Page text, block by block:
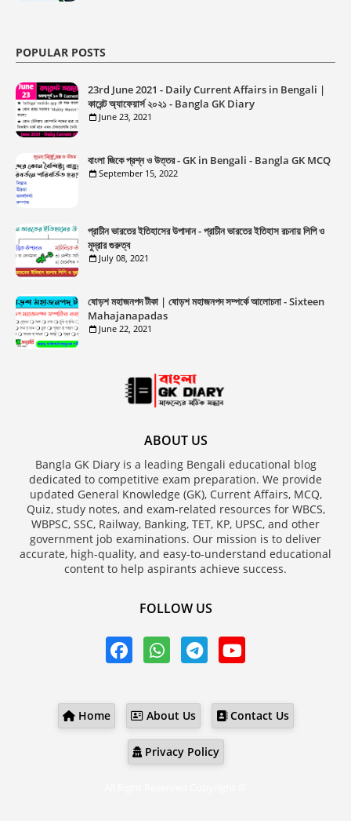
POPULAR POSTS
23rd June 2021 - Daily Current Affairs in Bengali |
কারেন্ট অ্যাফেয়ার্স ২০২১ - Bangla GK Diary
June 23, 2021
বাংলা জিকে প্রশ্ন ও উত্তর - GK in Bengali - Bangla GK MCQ
September 15, 2022
প্রাচীন ভারতের ইতিহাসের উপাদান - প্রাচীন ভারতের ইতিহাস রচনায় লিপি ও
মুদ্রার গুরুত্ব
July 08, 2021
ষোড়শ মহাজনপদ টীকা | ষোড়শ মহাজনপদ সম্পর্কে আলোচনা - Sixteen
Mahajanapadas
June 22, 2021
ABOUT US
Bangla GK Diary is a leading Bengali educational blog
dedicated to competitive exam preparation. We provide
updated General Knowledge (GK), Current Affairs, MCQ,
Quiz, study notes, and exam-related resources for WBCS,
WBPSC, SSC, Railway, Banking, TET, KP, UPSC, and other
government job examinations. Our mission is to deliver
accurate, high-quality, and easy-to-understand educational
content to help aspirants achieve success.
FOLLOW US
Home About Us Contact Us
Privacy Policy